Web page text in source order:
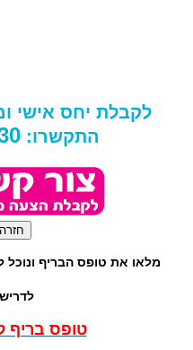
לקבלת יחס אישי
התקשרו:
מלאו את טופס הבריף
טופס בריף